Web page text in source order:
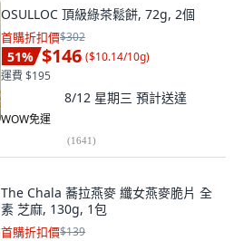
OSULLOC 頂級綠茶鬆餅, 72g, 2個
首購折扣價$302
51% $146 ($10.14/10g)
運費 $195
8/12 星期三 預計送達
WOW免運
(1641)
The Chala 蕎拉燕麥 纖女燕麥脆片 全
素 芝麻, 130g, 1包
首購折扣價$139